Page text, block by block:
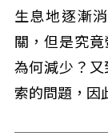
生息地逐漸
關，但是究
為何減少？
索的問題，因